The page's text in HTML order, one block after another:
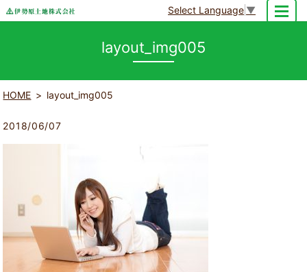
Select Language ▼
layout_img005
HOME layout_img005
2018/06/07